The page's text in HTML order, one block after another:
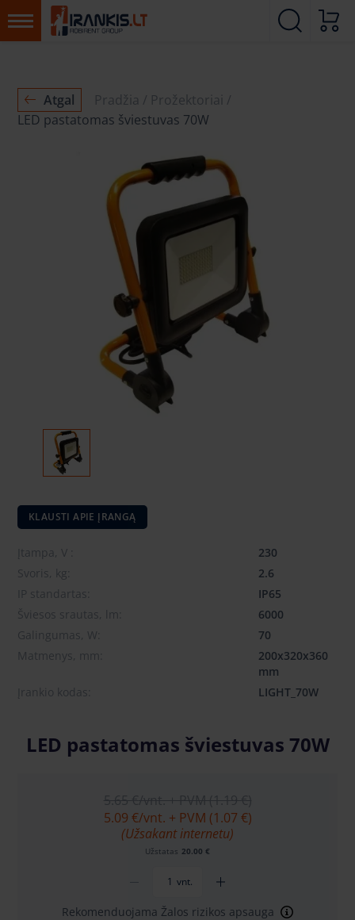
Atgal Pradžia
Prožektoriai
LED pastatomas šviestuvas 70W
KLAUSTI APIE ĮRANGĄ
Įtampa, V :
230
Svoris, kg:
2.6
IP standartas:
IP65
Šviesos srautas, lm:
6000
Galingumas, W:
70
Matmenys, mm:
200x320x360
mm
Įrankio kodas:
LIGHT_70W
LED pastatomas šviestuvas 70W
5.65 €
5.09 €/vnt. + PVM (1.07 €)
(Užsakant internetu)
Užstatas 20.00 €
vnt.
Rekomenduojama Žalos rizikos apsauga